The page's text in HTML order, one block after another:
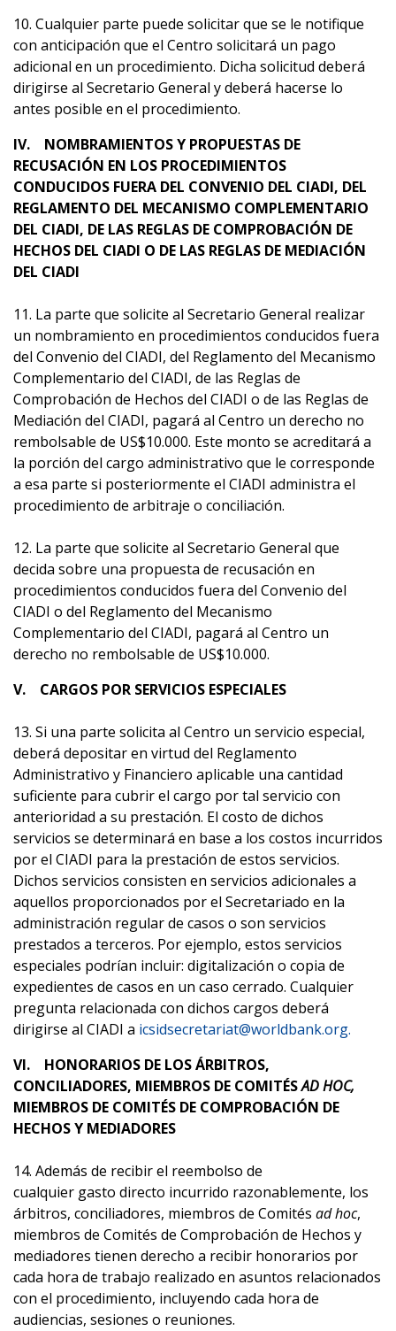
10. Cualquier parte puede solicitar que se le notifique
con anticipación que el Centro solicitará un pago
adicional en un procedimiento. Dicha solicitud deberá
dirigirse al Secretario General y deberá hacerse lo
antes posible en el procedimiento.
IV. NOMBRAMIENTOS Y PROPUESTAS DE
RECUSACIÓN EN LOS PROCEDIMIENTOS
CONDUCIDOS FUERA DEL CONVENIO DEL CIADI, DEL
REGLAMENTO DEL MECANISMO COMPLEMENTARIO
DEL CIADI, DE LAS REGLAS DE COMPROBACIÓN DE
HECHOS DEL CIADI O DE LAS REGLAS DE MEDIACIÓN
DEL CIADI
11. La parte que solicite al Secretario General realizar
un nombramiento en procedimientos conducidos fuera
del Convenio del CIADI, del Reglamento del Mecanismo
Complementario del CIADI, de las Reglas de
Comprobación de Hechos del CIADI o de las Reglas de
Mediación del CIADI, pagará al Centro un derecho no
rembolsable de US$10.000. Este monto se acreditará a
la porción del cargo administrativo que le corresponde
a esa parte si posteriormente el CIADI administra el
procedimiento de arbitraje o conciliación.
12. La parte que solicite al Secretario General que
decida sobre una propuesta de recusación en
procedimientos conducidos fuera del Convenio del
CIADI o del Reglamento del Mecanismo
Complementario del CIADI, pagará al Centro un
derecho no rembolsable de US$10.000.
V. CARGOS POR SERVICIOS ESPECIALES
13. Si una parte solicita al Centro un servicio especial,
deberá depositar en virtud del Reglamento
Administrativo y Financiero aplicable una cantidad
suficiente para cubrir el cargo por tal servicio con
anterioridad a su prestación. El costo de dichos
servicios se determinará en base a los costos incurridos
por el CIADI para la prestación de estos servicios.
Dichos servicios consisten en servicios adicionales a
aquellos proporcionados por el Secretariado en la
administración regular de casos o son servicios
prestados a terceros. Por ejemplo, estos servicios
especiales podrían incluir: digitalización o copia de
expedientes de casos en un caso cerrado. Cualquier
pregunta relacionada con dichos cargos deberá
dirigirse al CIADI a icsidsecretariat@worldbank.org.
VI. HONORARIOS DE LOS ÁRBITROS,
CONCILIADORES, MIEMBROS DE COMITÉSAD HOC,
MIEMBROS DE COMITÉS DE COMPROBACIÓN DE
HECHOS Y MEDIADORES
14. Además de recibir el reembolso de
cualquier gasto directo incurrido razonablemente, los
árbitros, conciliadores, miembros de Comités ad hoc,
miembros de Comités de Comprobación de Hechos y
mediadores tienen derecho a recibir honorarios por
cada hora de trabajo realizado en asuntos relacionados
con el procedimiento, incluyendo cada hora de
audiencias, sesiones o reuniones.